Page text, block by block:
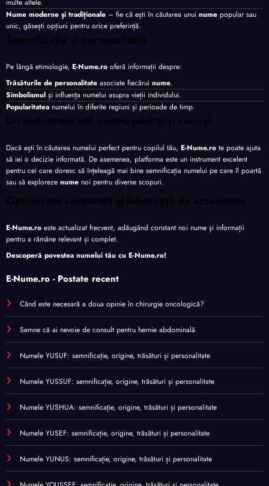
multe altele.
Nume moderne și tradiționale – fie că ești în căutarea unui nume popular sau
unic, găsești opțiuni pentru orice preferință.
Semnificație și personalitate
Pe lângă etimologie, E-Nume.ro oferă informații despre:
Trăsăturile de personalitate asociate fiecărui nume.
Simbolismul și influența numelui asupra vieții individului.
Popularitatea numelui în diferite regiuni și perioade de timp.
Un instrument util pentru părinți și curioși
Dacă ești în căutarea numelui perfect pentru copilul tău, E-Nume.ro te poate ajuta
să iei o decizie informată. De asemenea, platforma este un instrument excelent
pentru cei care doresc să înțeleagă mai bine semnificația numelui pe care îl poartă
sau să exploreze nume noi pentru diverse scopuri.
Optimizare constantă și informații de actualitate
E-Nume.ro este actualizat frecvent, adăugând constant noi nume și informații
pentru a rămâne relevant și complet.
Descoperă povestea numelui tău cu E-Nume.ro!
E-Nume.ro - Postate recent
Când este necesară a doua opinie în chirurgie oncologică?
Semne că ai nevoie de consult pentru hernie abdominală
Numele YUSUF: semnificație, origine, trăsături și personalitate
Numele YUSSUF: semnificație, origine, trăsături și personalitate
Numele YUSHUA: semnificație, origine, trăsături și personalitate
Numele YUSEF: semnificație, origine, trăsături și personalitate
Numele YUNUS: semnificație, origine, trăsături și personalitate